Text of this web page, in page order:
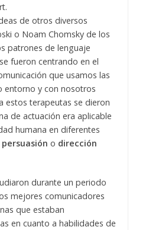
de otros diversos
o Noam Chomsky de los
patrones de lenguaje
fueron centrando en el
que usamos las
entorno y con nosotros
estos terapeutas se dieron
de actuación era aplicable
humana en diferentes
persuasión o dirección
durante un periodo
mejores comunicadores
que estaban
en cuanto a habilidades de